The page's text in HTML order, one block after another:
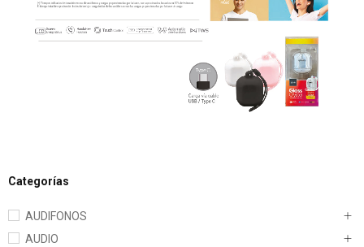
Categorías
AUDIFONOS
AUDIO